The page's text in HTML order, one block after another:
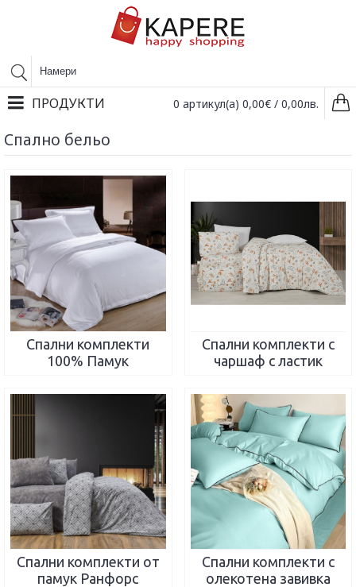
0 артикул(а) 0,00€ / 0,00лв.
ПРОДУКТИ
Спално бельо
Спални комплекти
100% Памук
Спални комплекти с
чаршаф с ластик
Спални комплекти от
памук Ранфорс
Спални комплекти с
олекотена завивка